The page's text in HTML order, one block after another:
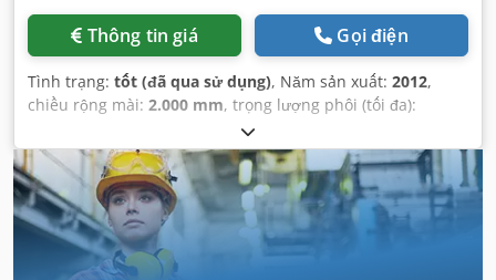
Thông tin giá Gọi điện
Tình trạng: tốt (đã qua sử dụng), Năm sản xuất: 2012,
chiều rộng mài: 2.000 mm, trọng lượng phôi (tối đa):
8.000 mm